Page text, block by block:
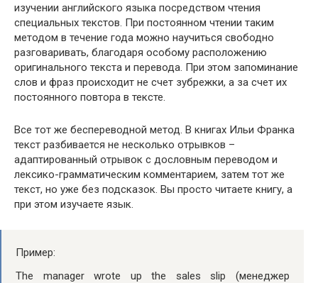
изучении английского языка посредством чтения
специальных текстов. При постоянном чтении таким
методом в течение года можно научиться свободно
разговаривать, благодаря особому расположению
оригинального текста и перевода. При этом запоминание
слов и фраз происходит не счет зубрежки, а за счет их
постоянного повтора в тексте.
Все тот же беспереводной метод. В книгах Ильи Франка
текст разбивается не несколько отрывков –
адаптированный отрывок с дословным переводом и
лексико-грамматическим комментарием, затем тот же
текст, но уже без подсказок. Вы просто читаете книгу, а
при этом изучаете язык.
Пример:
The man­ag­er wrote up the sales slip (менеджер